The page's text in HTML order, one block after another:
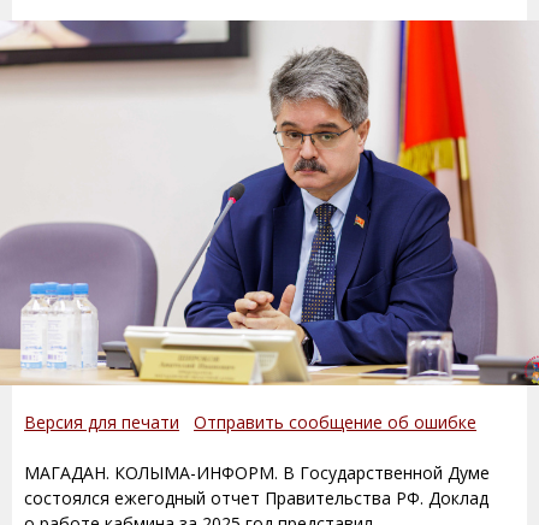
Версия для печати Отправить сообщение об ошибке
МАГАДАН. КОЛЫМА-ИНФОРМ. В Государственной Думе
состоялся ежегодный отчет Правительства РФ. Доклад